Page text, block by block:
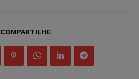
COMPARTILHE